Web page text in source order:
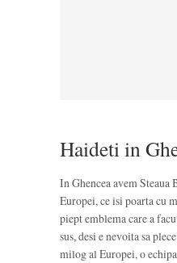
Haideti in
In Ghencea avem Steaua
Europei, ce isi poarta cu
piept emblema care a
sus, desi e nevoita sa
milog al Europei, o